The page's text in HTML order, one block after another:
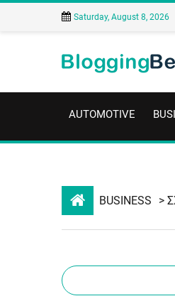
Saturday, August 8, 2026
AUTOMOTIVE
BUSINESS >